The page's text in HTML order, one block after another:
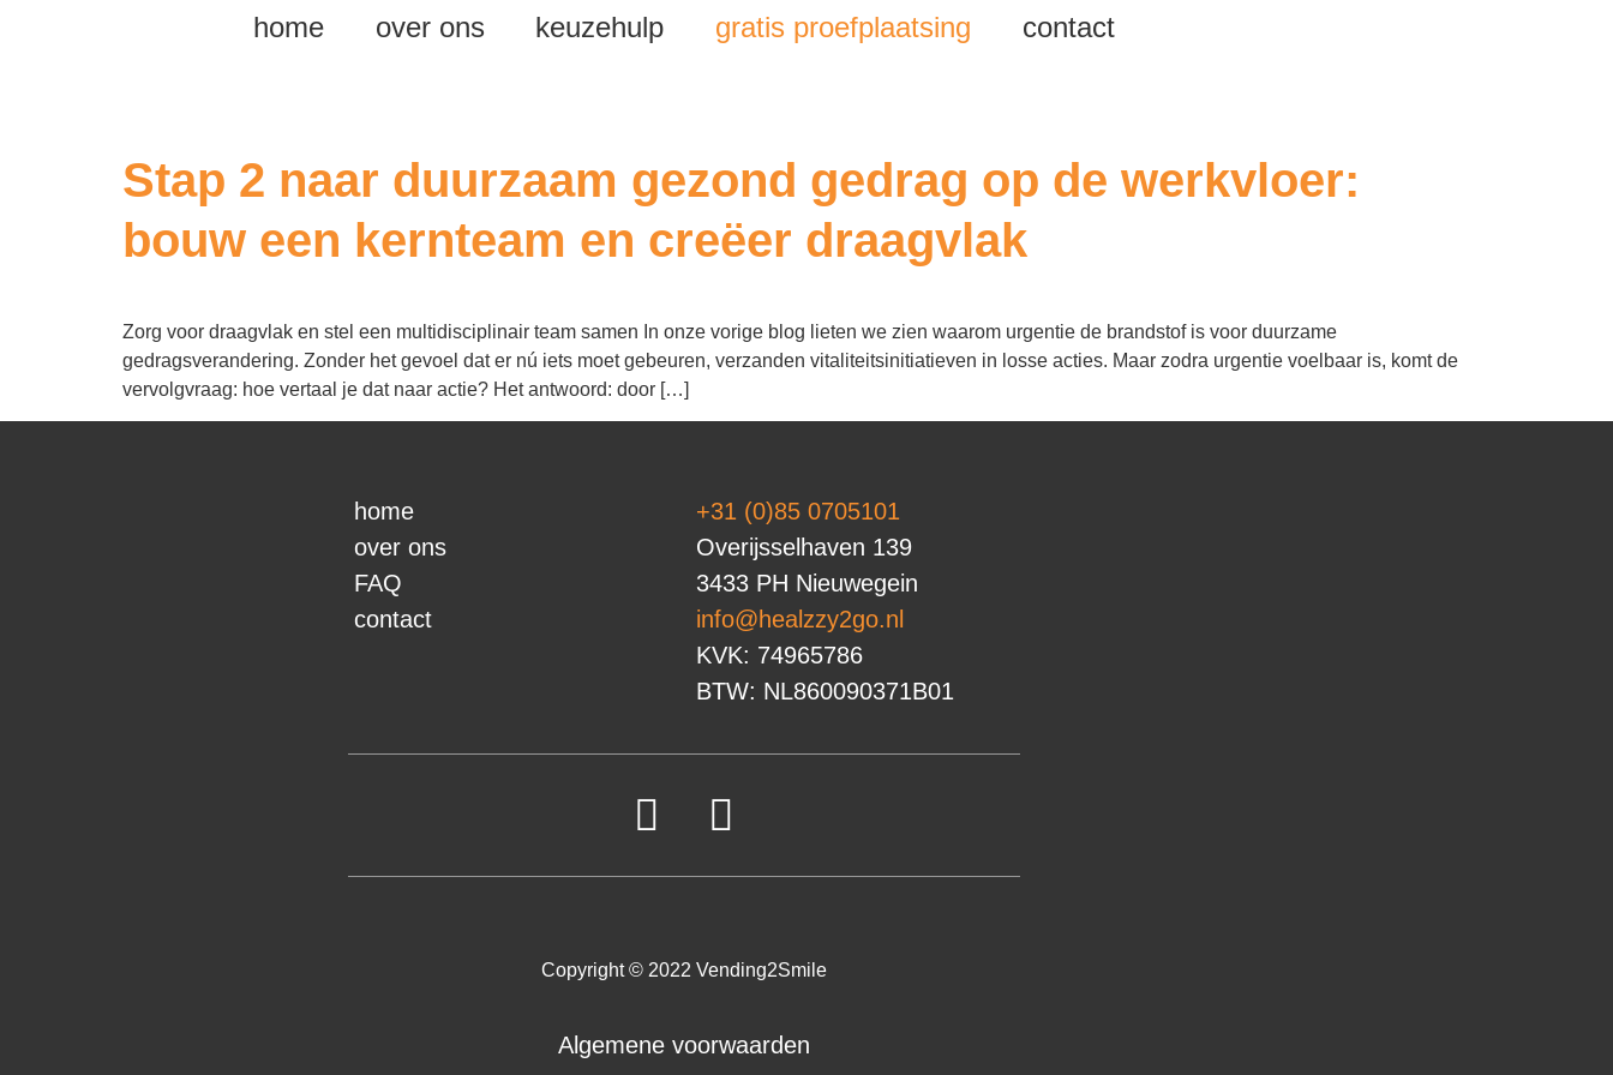
home over ons keuzehulp gratis proefplaatsing contact
Stap 2 naar duurzaam gezond gedrag op de werkvloer:
bouw een kernteam en creëer draagvlak
Zorg voor draagvlak en stel een multidisciplinair team samen In onze vorige blog lieten we zien waarom urgentie de brandstof is voor duurzame
gedragsverandering. Zonder het gevoel dat er nú iets moet gebeuren, verzanden vitaliteitsinitiatieven in losse acties. Maar zodra urgentie voelbaar is, komt de
vervolgvraag: hoe vertaal je dat naar actie? Het antwoord: door […]
home
over ons
FAQ
contact
+31 (0)85 0705101
Overijsselhaven 139
3433 PH Nieuwegein
info@healzzy2go.nl
KVK: 74965786
BTW: NL860090371B01
Copyright © 2022 Vending2Smile
Algemene voorwaarden